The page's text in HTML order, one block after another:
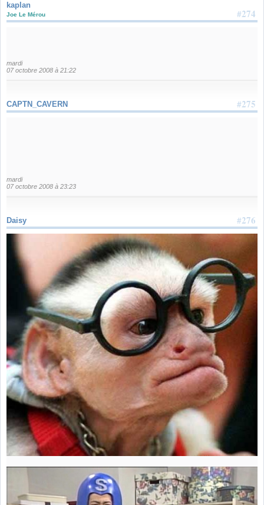
kaplan
#274
Joe Le Mérou
mardi
07 octobre 2008 à 21:22
#275
CAPTN_CAVERN
mardi
07 octobre 2008 à 23:23
#276
Daisy